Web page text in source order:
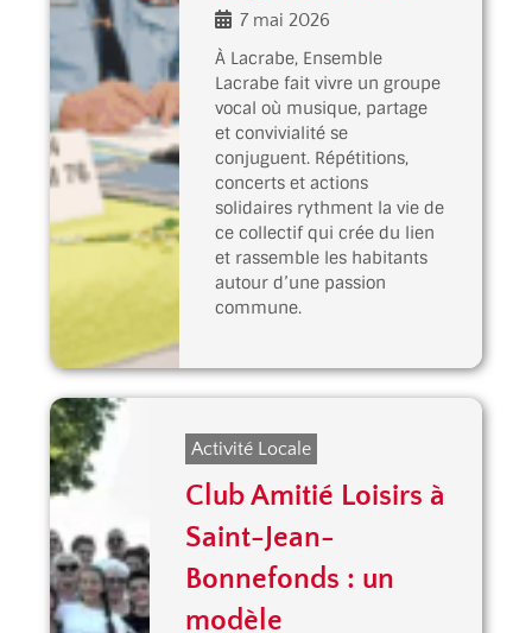
7 mai 2026
À Lacrabe, Ensemble
Lacrabe fait vivre un groupe
vocal où musique, partage
et convivialité se
conjuguent. Répétitions,
concerts et actions
solidaires rythment la vie de
ce collectif qui crée du lien
et rassemble les habitants
autour d’une passion
commune.
Activité Locale
Club Amitié Loisirs à
Saint-Jean-
Bonnefonds : un
modèle